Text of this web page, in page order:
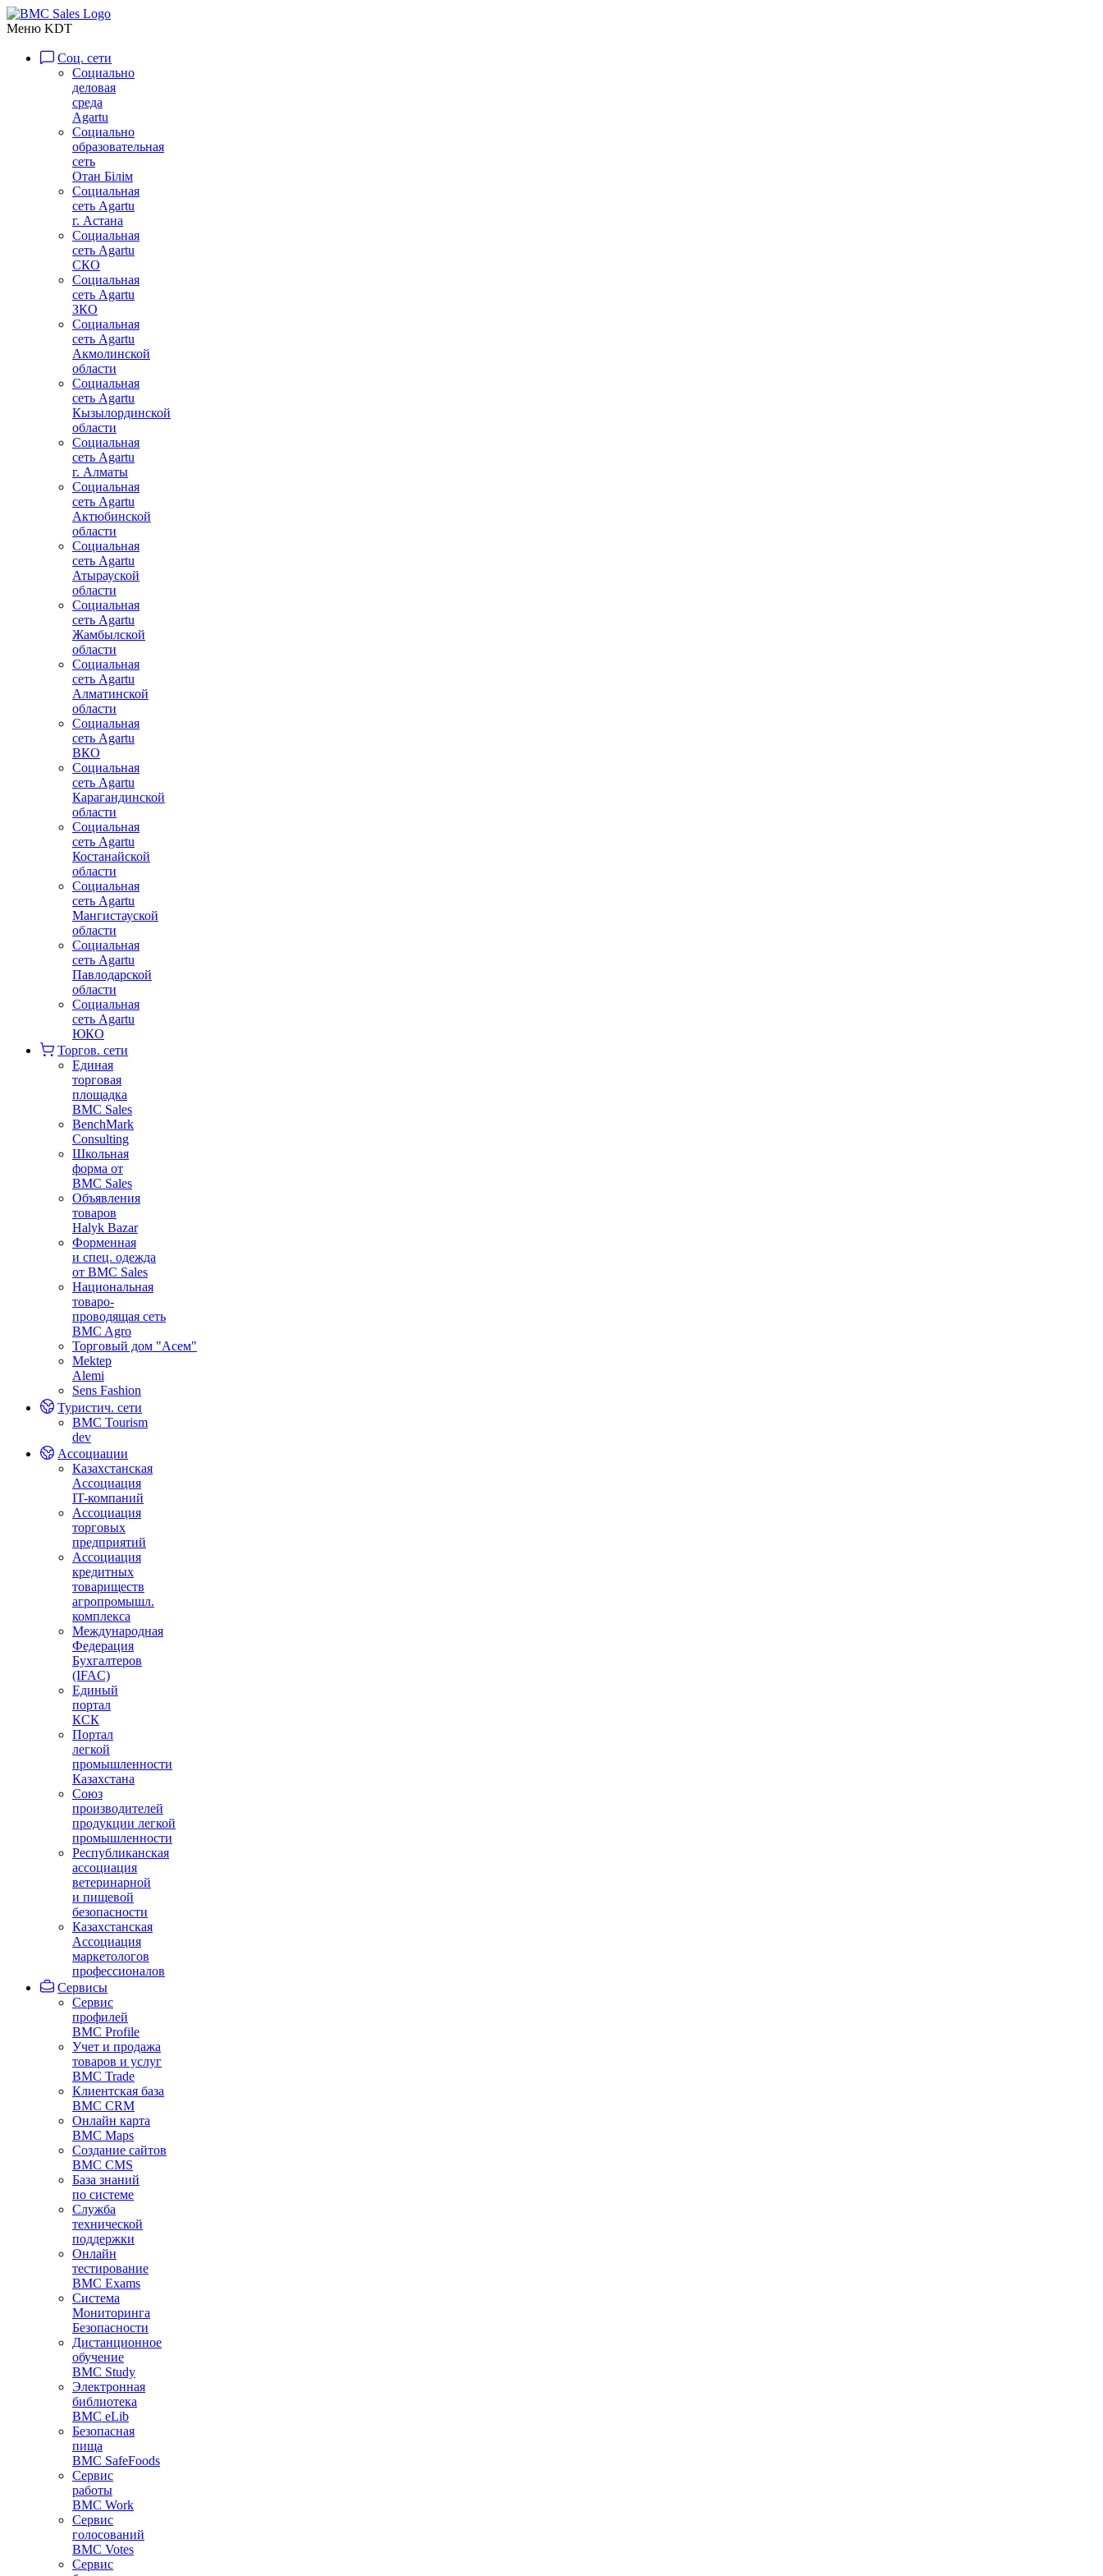
Меню KDT
Соц. сети
Социально
деловая
среда
Agartu
Социально
образовательная
сеть
Отан Бiлiм
Социальная
сеть Agartu
г. Астана
Социальная
сеть Agartu
СКО
Социальная
сеть Agartu
ЗКО
Социальная
сеть Agartu
Акмолинской
области
Социальная
сеть Agartu
Кызылординской
области
Социальная
сеть Agartu
г. Алматы
Социальная
сеть Agartu
Актюбинской
области
Социальная
сеть Agartu
Атырауской
области
Социальная
сеть Agartu
Жамбылской
области
Социальная
сеть Agartu
Алматинской
области
Социальная
сеть Agartu
ВКО
Социальная
сеть Agartu
Карагандинской
области
Социальная
сеть Agartu
Костанайской
области
Социальная
сеть Agartu
Мангистауской
области
Социальная
сеть Agartu
Павлодарской
области
Социальная
сеть Agartu
ЮКО
Торгов. сети
Единая
торговая
площадка
BMC Sales
BenchMark
Consulting
Школьная
форма от
BMC Sales
Объявления
товаров
Halyk Bazar
Форменная
и спец. одежда
от BMC Sales
Национальная
товаро-
проводящая сеть
BMC Agro
Торговый дом "Асем"
Mektep
Alemi
Sens Fashion
Туристич. сети
BMC Tourism
dev
Ассоциации
Казахстанская
Ассоциация
IT-компаний
Ассоциация
торговых
предприятий
Ассоциация
кредитных
товариществ
агропромышл.
комплекса
Международная
Федерация
Бухгалтеров
(IFAC)
Единый
портал
КСК
Портал
легкой
промышленности
Казахстана
Союз
производителей
продукции легкой
промышленности
Республиканская
ассоциация
ветеринарной
и пищевой
безопасности
Казахстанская
Ассоциация
маркетологов
профессионалов
Сервисы
Сервис
профилей
BMC Profile
Учет и продажа
товаров и услуг
BMC Trade
Клиентская база
BMC CRM
Онлайн карта
BMC Maps
Создание сайтов
BMC CMS
База знаний
по системе
Служба
технической
поддержки
Онлайн
тестирование
BMC Exams
Система
Мониторинга
Безопасности
Дистанционное
обучение
BMC Study
Электронная
библиотека
BMC eLib
Безопасная
пища
BMC SafeFoods
Сервис
работы
BMC Work
Сервис
голосований
BMC Votes
Сервис